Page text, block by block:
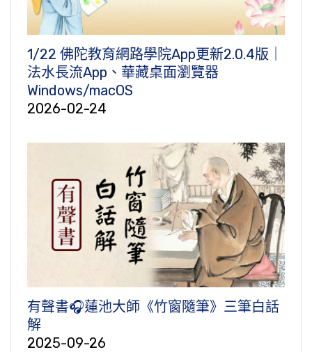
1/22 佛陀教育網路學院App更新2.0.4版｜
法水長流App、華藏桌面瀏覽器
Windows/macOS
2026-02-24
有聲書🎧蓮池大師《竹窗隨筆》三筆白話
解
2025-09-26